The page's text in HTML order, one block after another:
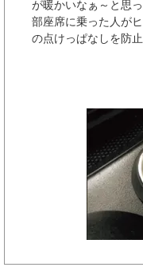
が暖かいなぁ～と思
部座席に乗った人が
の点けっぱなしを防止